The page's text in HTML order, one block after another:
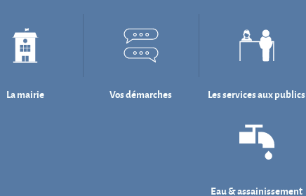
La mairie Vos démarches Les services aux publics
Eau & assainissement